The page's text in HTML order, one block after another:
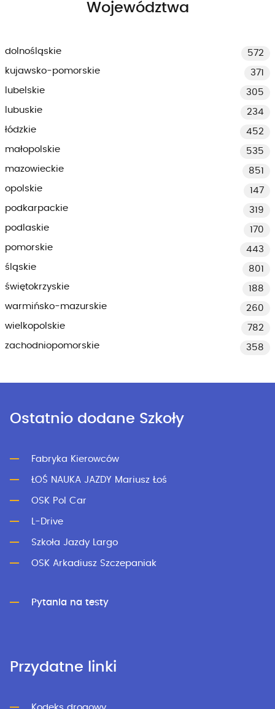
Województwa
dolnośląskie
572
kujawsko-pomorskie
371
lubelskie
305
lubuskie
234
łódzkie
452
małopolskie
535
mazowieckie
851
opolskie
147
podkarpackie
319
podlaskie
170
pomorskie
443
śląskie
801
świętokrzyskie
188
warmińsko-mazurskie
260
wielkopolskie
782
zachodniopomorskie
358
Ostatnio dodane Szkoły
Fabryka Kierowców
ŁOŚ NAUKA JAZDY Mariusz Łoś
OSK Pol Car
L-Drive
Szkoła Jazdy Largo
OSK Arkadiusz Szczepaniak
Pytania na testy
Przydatne linki